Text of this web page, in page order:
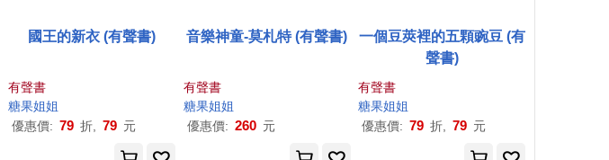
國王的新衣 (有聲書)
有聲書
糖果姐姐
優惠價: 79 折, 79 元
音樂神童-莫札特 (有聲書)
有聲書
糖果姐姐
優惠價: 260 元
一個豆莢裡的五顆豌豆 (有
聲書)
有聲書
糖果姐姐
優惠價: 79 折, 79 元